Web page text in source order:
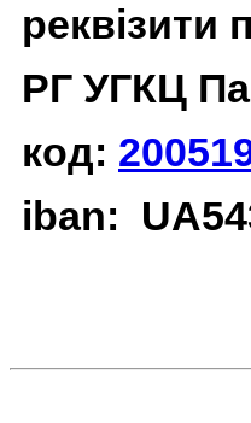
реквізити
РГ УГКЦ
код:
iban: